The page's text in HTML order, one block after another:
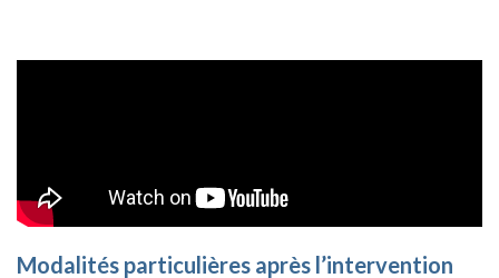
Modalités particulières après l’intervention